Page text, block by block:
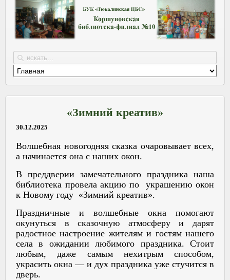
«Зимний креатив»
30.12.2025
Волшебная новогодняя сказка очаровывает всех,
а начинается она с наших окон.
В преддверии замечательного праздника наша
библиотека провела акцию по украшению окон
к Новому году «Зимний креатив».
Праздничные и волшебные окна помогают
окунуться в сказочную атмосферу и дарят
радостное настроение жителям и гостям нашего
села в ожидании любимого праздника. Стоит
любым, даже самым нехитрым способом,
украсить окна — и дух праздника уже стучится в
дверь.